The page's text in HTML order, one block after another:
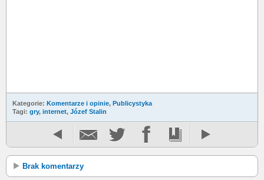
Kategorie: Komentarze i opinie, Publicystyka
Tagi: gry, internet, Józef Stalin
Brak komentarzy